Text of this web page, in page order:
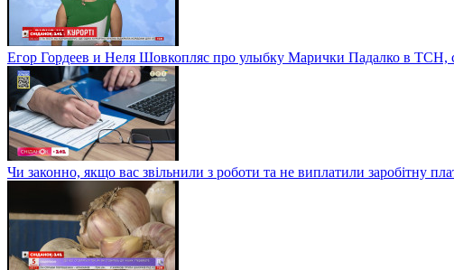
Егор Гордеев и Неля Шовкопляс про улыбку Марички Падалко в ТСН,
Чи законно, якщо вас звільнили з роботи та не виплатили заробітну